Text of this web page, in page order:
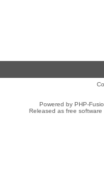
Powered by PHP-
Released as free